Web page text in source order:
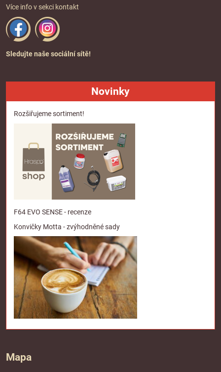
Více info v sekci kontakt
Sledujte naše sociální sítě!
Novinky
Rozšiřujeme sortiment!
F64 EVO SENSE - recenze
Konvičky Motta - zvýhodněné sady
Mapa